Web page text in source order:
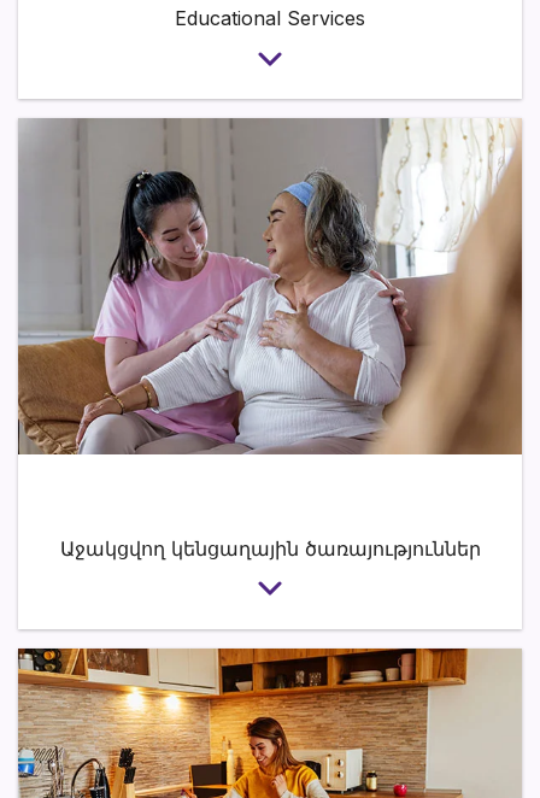
Section headingEducational Services
Աջակցվող կենցաղային ծառայություններ